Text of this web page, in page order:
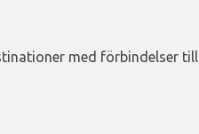
med förbindelser till